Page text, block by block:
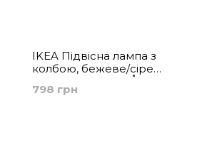
IKEA Підвісна лампа з
колбою, бежеве/сіре
прозоре скло GRÅVACKA /
MOLNART, 694.844.58
798 грн